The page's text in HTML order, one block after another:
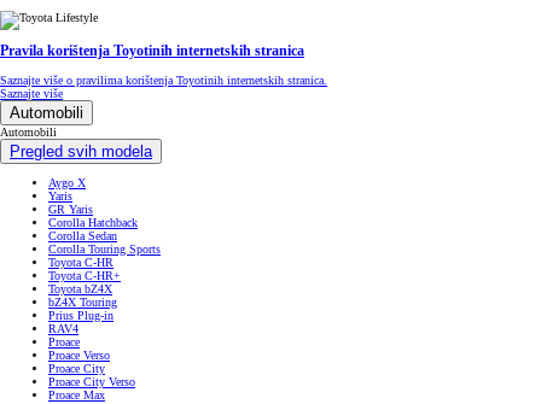
Pravila korištenja Toyotinih internetskih stranica
Saznajte više o pravilima korištenja Toyotinih internetskih stranica.
Saznajte više
Automobili
Automobili
Pregled svih modela
Aygo X
Yaris
GR Yaris
Corolla Hatchback
Corolla Sedan
Corolla Touring Sports
Toyota C-HR
Toyota C-HR+
Toyota bZ4X
bZ4X Touring
Prius Plug-in
RAV4
Proace
Proace Verso
Proace City
Proace City Verso
Proace Max